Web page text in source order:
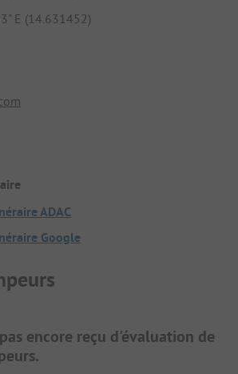
E (14.631452)
ADAC
Google
encore reçu d'évaluation de